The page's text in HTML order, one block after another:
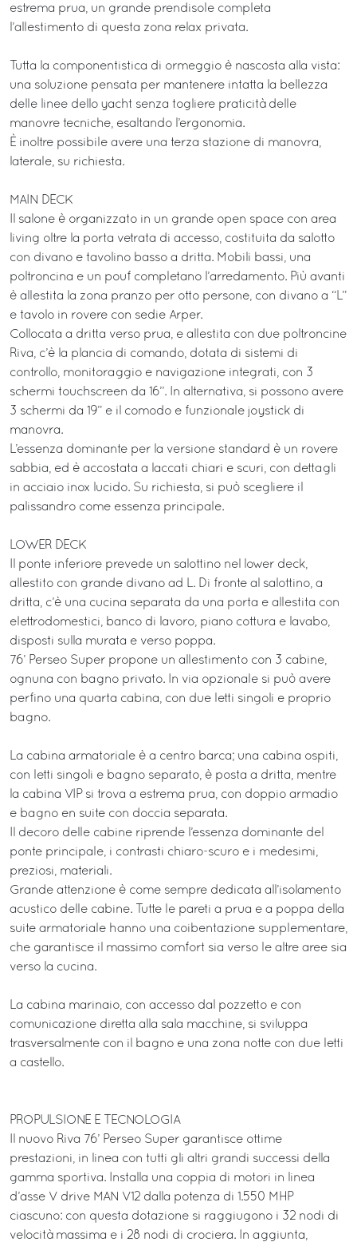
estrema prua, un grande prendisole completa
l’allestimento di questa zona relax privata.
Tutta la componentistica di ormeggio è nascosta alla vista:
una soluzione pensata per mantenere intatta la bellezza
delle linee dello yacht senza togliere praticità delle
manovre tecniche, esaltando l’ergonomia.
È inoltre possibile avere una terza stazione di manovra,
laterale, su richiesta.
MAIN DECK
Il salone è organizzato in un grande open space con area
living oltre la porta vetrata di accesso, costituita da salotto
con divano e tavolino basso a dritta. Mobili bassi, una
poltroncina e un pouf completano l’arredamento. Più avanti
è allestita la zona pranzo per otto persone, con divano a “L”
e tavolo in rovere con sedie Arper.
Collocata a dritta verso prua, e allestita con due poltroncine
Riva, c’è la plancia di comando, dotata di sistemi di
controllo, monitoraggio e navigazione integrati, con 3
schermi touchscreen da 16’’. In alternativa, si possono avere
3 schermi da 19” e il comodo e funzionale joystick di
manovra.
L’essenza dominante per la versione standard è un rovere
sabbia, ed è accostata a laccati chiari e scuri, con dettagli
in acciaio inox lucido. Su richiesta, si può scegliere il
palissandro come essenza principale.
LOWER DECK
Il ponte inferiore prevede un salottino nel lower deck,
allestito con grande divano ad L. Di fronte al salottino, a
dritta, c’è una cucina separata da una porta e allestita con
elettrodomestici, banco di lavoro, piano cottura e lavabo,
disposti sulla murata e verso poppa.
76’ Perseo Super propone un allestimento con 3 cabine,
ognuna con bagno privato. In via opzionale si può avere
perfino una quarta cabina, con due letti singoli e proprio
bagno.
La cabina armatoriale è a centro barca; una cabina ospiti,
con letti singoli e bagno separato, è posta a dritta, mentre
la cabina VIP si trova a estrema prua, con doppio armadio
e bagno en suite con doccia separata.
Il decoro delle cabine riprende l’essenza dominante del
ponte principale, i contrasti chiaro-scuro e i medesimi,
preziosi, materiali.
Grande attenzione è come sempre dedicata all’isolamento
acustico delle cabine. Tutte le pareti a prua e a poppa della
suite armatoriale hanno una coibentazione supplementare,
che garantisce il massimo comfort sia verso le altre aree sia
verso la cucina.
La cabina marinaio, con accesso dal pozzetto e con
comunicazione diretta alla sala macchine, si sviluppa
trasversalmente con il bagno e una zona notte con due letti
a castello.
PROPULSIONE E TECNOLOGIA
Il nuovo Riva 76’ Perseo Super garantisce ottime
prestazioni, in linea con tutti gli altri grandi successi della
gamma sportiva. Installa una coppia di motori in linea
d’asse V drive MAN V12 dalla potenza di 1.550 MHP
ciascuno: con questa dotazione si raggiugono i 32 nodi di
velocità massima e i 28 nodi di crociera. In aggiunta,